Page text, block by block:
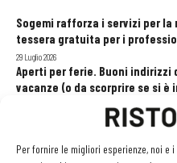
Per fornire le migliori esperienze, noi
Sogemi rafforza i servizi per
tessera gratuita per i
29 Luglio 2026
Aperti per ferie. Buoni indirizzi
vacanze (o da scorprire se si è
Recensioni online, Fipe e le
modifiche alle Linee Guida
20 Luglio 2026